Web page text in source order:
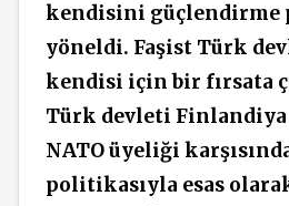
kendisini güçlendirme
yöneldi. Faşist Türk
kendisi için bir fırsata
Türk devleti Finlandiya
NATO üyeliği
politikasıyla esas